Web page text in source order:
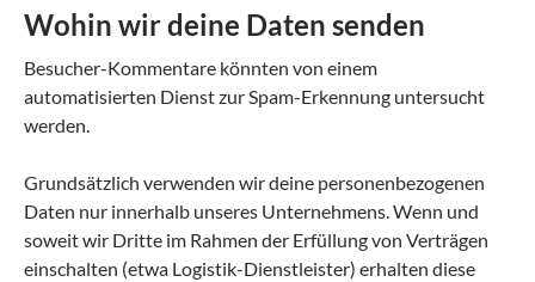
Wohin wir deine Daten senden
Besucher-Kommentare könnten von einem
automatisierten Dienst zur Spam-Erkennung untersucht
werden.
Grundsätzlich verwenden wir deine personenbezogenen
Daten nur innerhalb unseres Unternehmens. Wenn und
soweit wir Dritte im Rahmen der Erfüllung von Verträgen
einschalten (etwa Logistik-Dienstleister) erhalten diese